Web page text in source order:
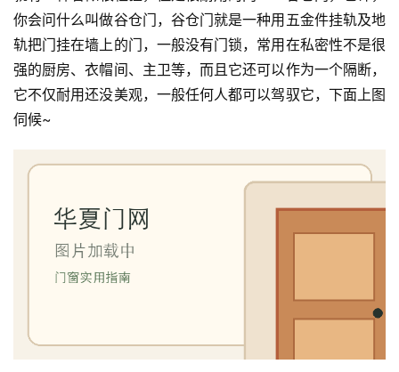
你会问什么叫做谷仓门，谷仓门就是一种用五金件挂轨及地
轨把门挂在墙上的门，一般没有门锁，常用在私密性不是很
强的厨房、衣帽间、主卫等，而且它还可以作为一个隔断，
它不仅耐用还没美观，一般任何人都可以驾驭它，下面上图
伺候~